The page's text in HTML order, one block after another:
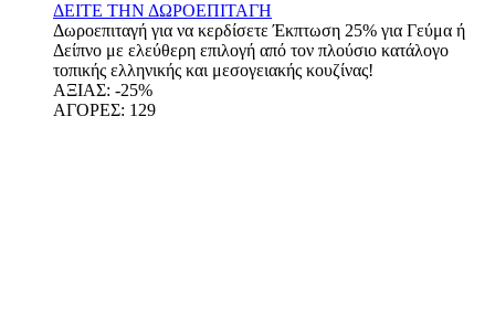
ΔΕΙΤΕ ΤΗΝ ΔΩΡΟΕΠΙΤΑΓΗ
Δωροεπιταγή για να κερδίσετε Έκπτωση 25% για Γεύμα ή
Δείπνο με ελεύθερη επιλογή από τον πλούσιο κατάλογο
τοπικής ελληνικής και μεσογειακής κουζίνας!
ΑΞΙΑΣ: -25%
ΑΓΟΡΕΣ: 129